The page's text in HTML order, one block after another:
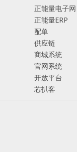
正能量电子网
正能量ERP
配单
供应链
商城系统
官网系统
开放平台
芯扒客